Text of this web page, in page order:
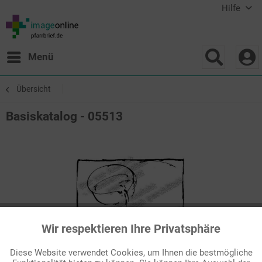
Hilfe
Menü
Übersicht
Basiskatalog - 05513
Funktionale Aktiv
Wir respektieren Ihre Privatsphäre
Diese Website verwendet Cookies, um Ihnen die bestmögliche